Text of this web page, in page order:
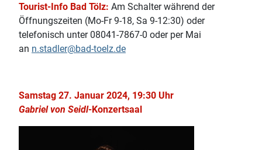
Tourist-Info Bad Tölz: Am Schalter während der
Öffnungszeiten (Mo-Fr 9-18, Sa 9-12:30) oder
telefonisch unter 08041-7867-0 oder per Mai
an n.stadler@bad-toelz.de
Samstag 27. Januar 2024, 19:30 Uhr
Gabriel von Seidl-Konzertsaal